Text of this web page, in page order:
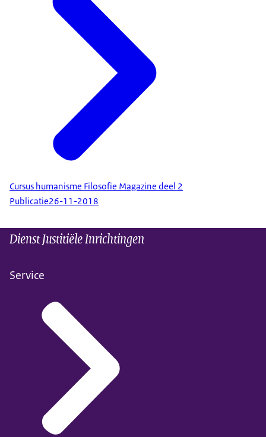
Cursus humanisme Filosofie Magazine deel 2
Publicatie26-11-2018
Dienst Justitiële Inrichtingen
Service